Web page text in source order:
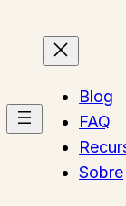
Blog
FAQ
Sobre